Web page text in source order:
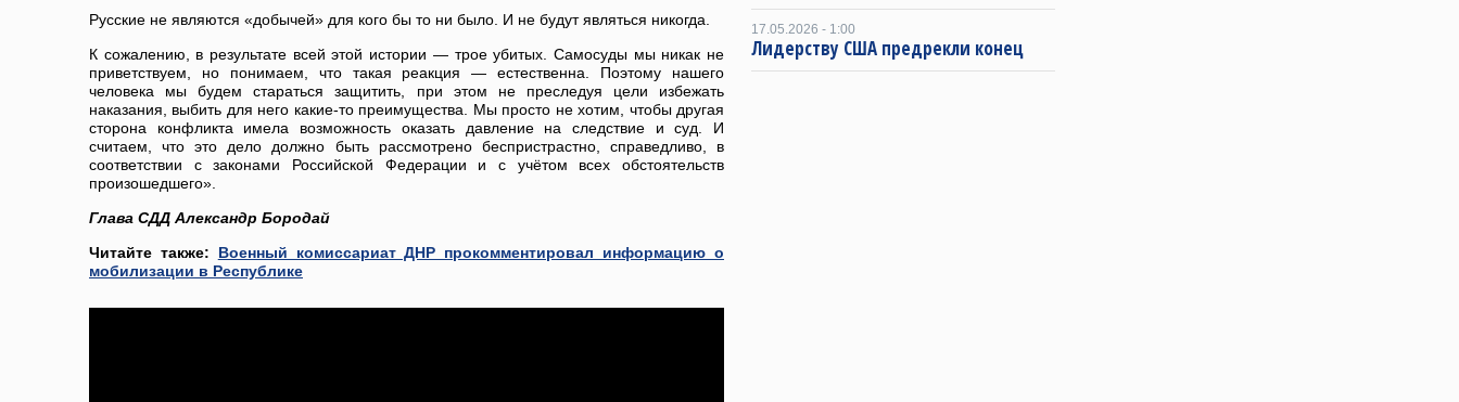
Русские не являются «добычей» для кого бы то ни было. И не будут являться никогда.
К сожалению, в результате всей этой истории — трое убитых. Самосуды мы никак не
приветствуем, но понимаем, что такая реакция — естественна. Поэтому нашего
человека мы будем стараться защитить, при этом не преследуя цели избежать
наказания, выбить для него какие-то преимущества. Мы просто не хотим, чтобы другая
сторона конфликта имела возможность оказать давление на следствие и суд. И
считаем, что это дело должно быть рассмотрено беспристрастно, справедливо, в
соответствии с законами Российской Федерации и с учётом всех обстоятельств
произошедшего».
Глава СДД Александр Бородай
Читайте также: Военный комиссариат ДНР прокомментировал информацию о
мобилизации в Республике
17.05.2026 - 1:00
Лидерству США предрекли конец